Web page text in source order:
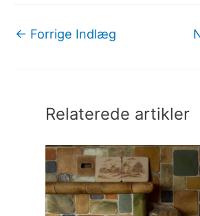
← Forrige Indlæg
Relaterede artikler